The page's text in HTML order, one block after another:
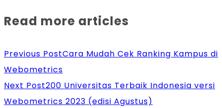
Read more articles
Previous PostCara Mudah Cek Ranking Kampus di
Webometrics
Next Post200 Universitas Terbaik Indonesia versi
Webometrics 2023 (edisi Agustus)